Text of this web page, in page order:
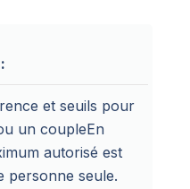
et seuils pour
un coupleEn
autorisé est
personne seule.